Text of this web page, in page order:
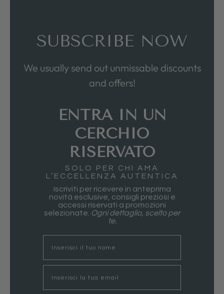
SUBSCRIBE NOW
We usually send out unmissable discounts
and offers!
ENTRA IN UN
CERCHIO
RISERVATO
SOLO PER CHI AMA
L’ECCELLENZA AUTENTICA
Iscriviti per ricevere in anteprima
novità esclusive, consigli preziosi e
accessi riservati a promozioni
selezionate. Ogni dettaglio, scelto per
te.